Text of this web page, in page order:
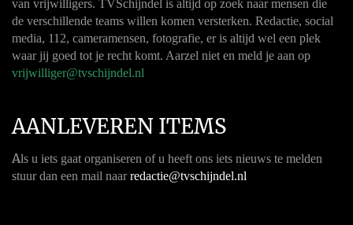
van vrijwilligers. TVSchijndel is altijd op zoek naar mensen die
de verschillende teams willen komen versterken. Redactie, social
media, 112, cameramensen, fotografie, er is altijd wel een plek
waar jij goed tot je recht komt. Aarzel niet en meld je aan op
vrijwilliger@tvschijndel.nl
AANLEVEREN ITEMS
Als u iets gaat organiseren of u heeft ons iets nieuws te melden
stuur dan een mail naar redactie@tvschijndel.nl